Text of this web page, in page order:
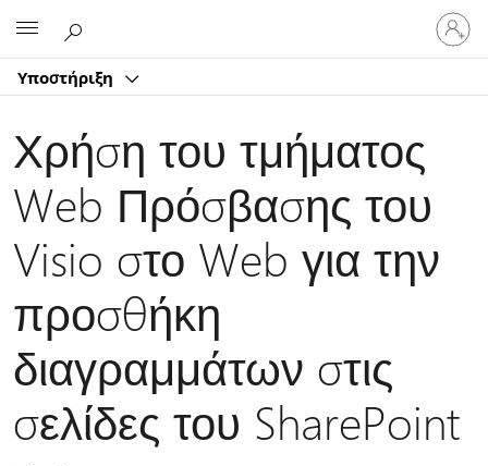
Υποστήριξη
Είσοδος
στον
Χρήση του τμήματος
Web Πρόσβασης του
Visio στο Web για την
προσθήκη
διαγραμμάτων στις
σελίδες του SharePoint